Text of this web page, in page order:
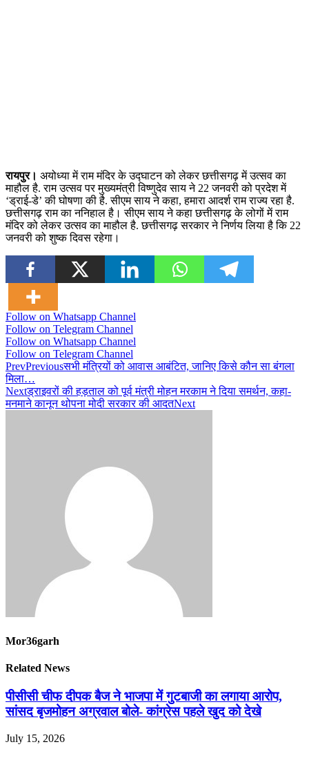
रायपुर। अयोध्या में राम मंदिर के उद्घाटन को लेकर छत्तीसगढ़ में उत्सव का
माहौल है. राम उत्सव पर मुख्यमंत्री विष्णुदेव साय ने 22 जनवरी को प्रदेश में
‘ड्राई-डे’ की घोषणा की है. सीएम साय ने कहा, हमारा आदर्श राम राज्य रहा है.
छत्तीसगढ़ राम का ननिहाल है। सीएम साय ने कहा छत्तीसगढ़ के लोगों में राम
मंदिर को लेकर उत्सव का माहौल है. छत्तीसगढ़ सरकार ने निर्णय लिया है कि 22
जनवरी को शुष्क दिवस रहेगा।
Follow on Whatsapp Channel
Follow on Telegram Channel
Follow on Whatsapp Channel
Follow on Telegram Channel
PrevPreviousसभी मंत्रियों को आवास आबंटित, जानिए किसे कौन सा बंगला
मिला…
Nextड्राइवरों की हड़ताल को पूर्व मंत्री मोहन मरकाम ने दिया समर्थन, कहा-
मनमाने कानून थोपना मोदी सरकार की आदतNext
Mor36garh
Related News
पीसीसी चीफ दीपक बैज ने भाजपा में गुटबाजी का लगाया आरोप,
सांसद बृजमोहन अग्रवाल बोले- कांग्रेस पहले खुद को देखे
July 15, 2026